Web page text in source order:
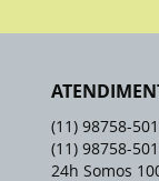
(11) 98758-
(11) 98758-
24h Somos